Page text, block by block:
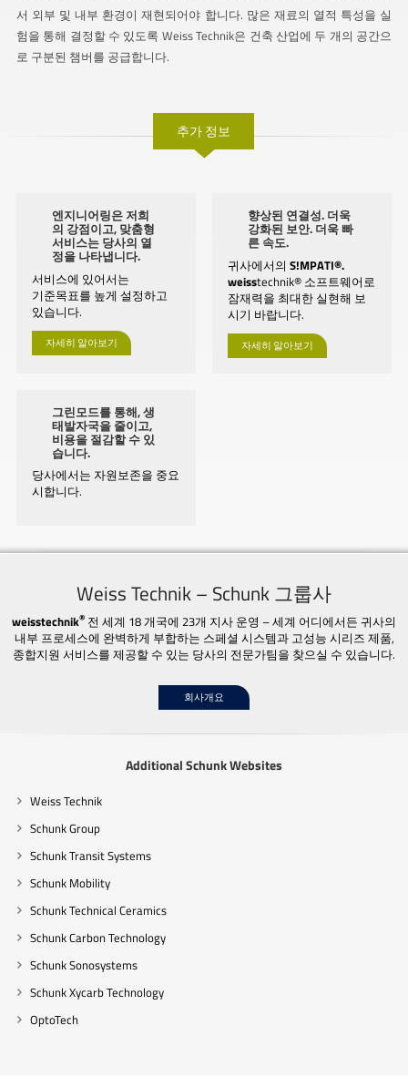
서 외부 및 내부 환경이 재현되어야 합니다. 많은 재료의 열적 특성을 실
험을 통해 결정할 수 있도록 Weiss Technik은 건축 산업에 두 개의 공간으
로 구분된 챔버를 공급합니다.
추가 정보
엔지니어링은 저희
의 강점이고, 맞춤형
서비스는 당사의 열
정을 나타냅니다.
서비스에 있어서는
기준목표를 높게 설정하고
있습니다.
자세히 알아보기
향상된 연결성. 더욱
강화된 보안. 더욱 빠
른 속도.
귀사에서의 S!MPATI®.
weisstechnik® 소프트웨어로
잠재력을 최대한 실현해 보
시기 바랍니다.
자세히 알아보기
그린모드를 통해, 생
태발자국을 줄이고,
비용을 절감할 수 있
습니다.
당사에서는 자원보존을 중요
시합니다.
Weiss Technik – Schunk 그룹사
weisstechnik® 전 세계 18 개국에 23개 지사 운영 – 세계 어디에서든 귀사의
내부 프로세스에 완벽하게 부합하는 스페셜 시스템과 고성능 시리즈 제품,
종합지원 서비스를 제공할 수 있는 당사의 전문가팀을 찾으실 수 있습니다.
회사개요
Additional Schunk Websites
Weiss Technik
Schunk Group
Schunk Transit Systems
Schunk Mobility
Schunk Technical Ceramics
Schunk Carbon Technology
Schunk Sonosystems
Schunk Xycarb Technology
OptoTech